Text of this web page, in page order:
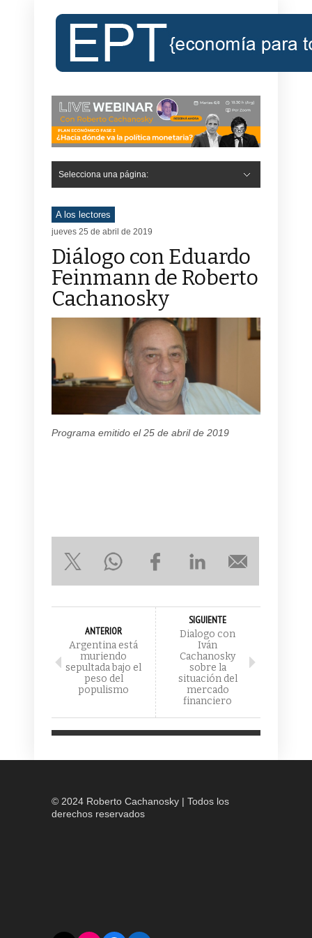
Selecciona una página:
A los lectores
jueves 25 de abril de 2019
Diálogo con Eduardo
Feinmann de Roberto
Cachanosky
Programa emitido el 25 de abril de 2019
ANTERIOR
Argentina está
muriendo
sepultada bajo el
peso del
populismo
SIGUIENTE
Dialogo con
Iván
Cachanosky
sobre la
situación del
mercado
financiero
© 2024 Roberto Cachanosky | Todos los
derechos reservados